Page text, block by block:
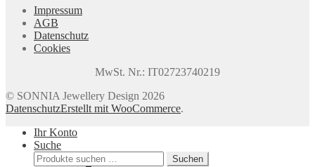
Impressum
AGB
Datenschutz
Cookies
MwSt. Nr.: IT02723740219
© SONNIA Jewellery Design 2026
DatenschutzErstellt mit WooCommerce.
Ihr Konto
Suche
Suchen
Suchen